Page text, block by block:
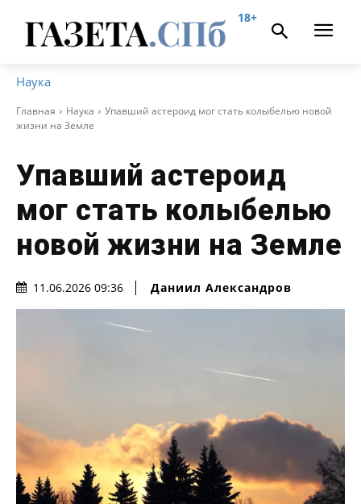
18+
Наука
Главная Наука
Упавший астероид мог стать колыбелью новой
жизни на Земле
Упавший астероид
мог стать колыбелью
новой жизни на Земле
11.06.2026 09:36 Даниил Александров